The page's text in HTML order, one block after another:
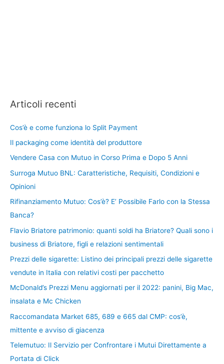
Articoli recenti
Cos’è e come funziona lo Split Payment
Il packaging come identità del produttore
Vendere Casa con Mutuo in Corso Prima e Dopo 5 Anni
Surroga Mutuo BNL: Caratteristiche, Requisiti, Condizioni e
Opinioni
Rifinanziamento Mutuo: Cos’è? E’ Possibile Farlo con la Stessa
Banca?
Flavio Briatore patrimonio: quanti soldi ha Briatore? Quali sono i
business di Briatore, figli e relazioni sentimentali
Prezzi delle sigarette: Listino dei principali prezzi delle sigarette
vendute in Italia con relativi costi per pacchetto
McDonald’s Prezzi Menu aggiornati per il 2022: panini, Big Mac,
insalata e Mc Chicken
Raccomandata Market 685, 689 e 665 dal CMP: cos’è,
mittente e avviso di giacenza
Telemutuo: Il Servizio per Confrontare i Mutui Direttamente a
Portata di Click